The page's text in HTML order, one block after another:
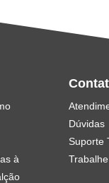
à
Dúvidas
Suporte